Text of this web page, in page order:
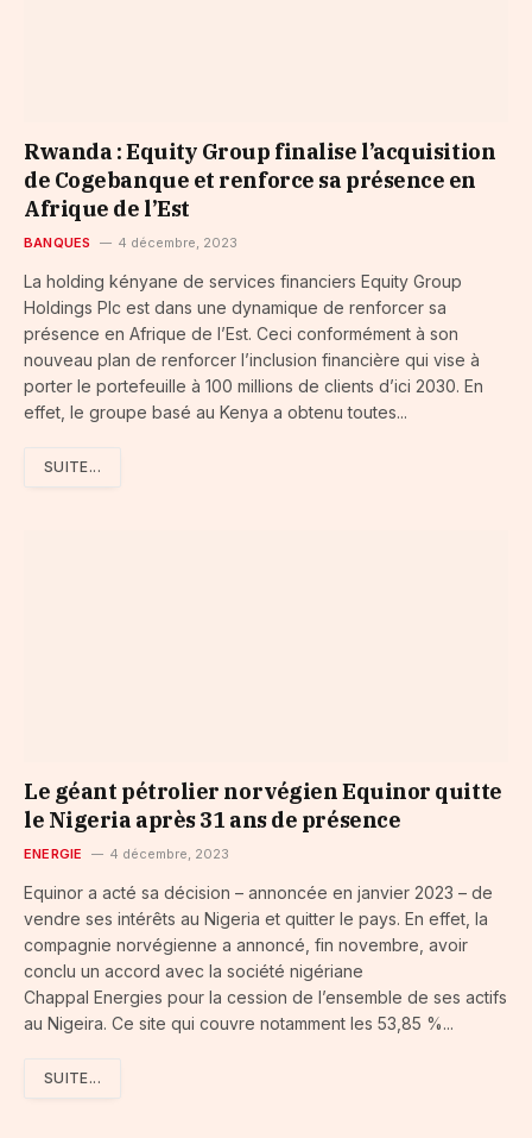
Rwanda : Equity Group finalise l’acquisition
de Cogebanque et renforce sa présence en
Afrique de l’Est
BANQUES 4 décembre, 2023
La holding kényane de services financiers Equity Group
Holdings Plc est dans une dynamique de renforcer sa
présence en Afrique de l’Est. Ceci conformément à son
nouveau plan de renforcer l’inclusion financière qui vise à
porter le portefeuille à 100 millions de clients d’ici 2030. En
effet, le groupe basé au Kenya a obtenu toutes...
SUITE...
Le géant pétrolier norvégien Equinor quitte
le Nigeria après 31 ans de présence
ENERGIE 4 décembre, 2023
Equinor a acté sa décision – annoncée en janvier 2023 – de
vendre ses intérêts au Nigeria et quitter le pays. En effet, la
compagnie norvégienne a annoncé, fin novembre, avoir
conclu un accord avec la société nigériane
Chappal Energies pour la cession de l’ensemble de ses actifs
au Nigeira. Ce site qui couvre notamment les 53,85 %...
SUITE...